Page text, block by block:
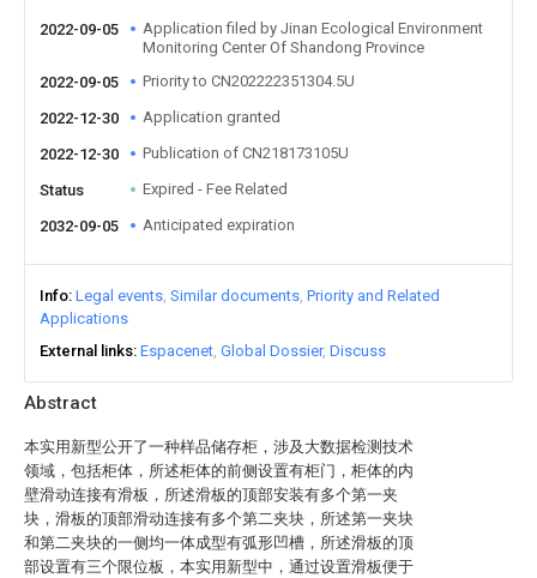
Abstract
本实用新型公开了一种样品储存柜，涉及大数据检测技术
领域，包括柜体，所述柜体的前侧设置有柜门，柜体的内
壁滑动连接有滑板，所述滑板的顶部安装有多个第一夹
块，滑板的顶部滑动连接有多个第二夹块，所述第一夹块
和第二夹块的一侧均一体成型有弧形凹槽，所述滑板的顶
部设置有三个限位板，本实用新型中，通过设置滑板便于
2022-09-05
Application filed by Jinan Ecological Environment
Monitoring Center Of Shandong Province
2022-09-05
Priority to CN202222351304.5U
2022-12-30 Application granted
2022-12-30 Publication of CN218173105U
Status Expired - Fee Related
2032-09-05 Anticipated expiration
Info Legal events Similar documents Priority and Related
Applications
External links Espacenet Global Dossier Discuss